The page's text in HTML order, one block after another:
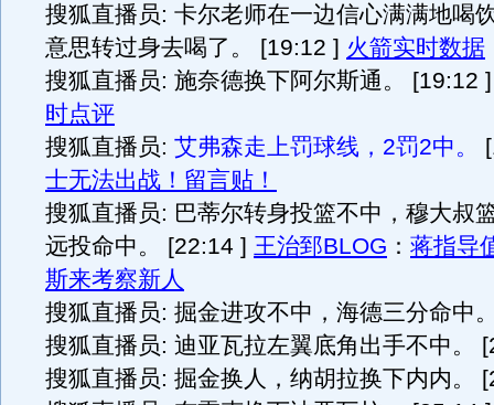
搜狐直播员: 卡尔老师在一边信心满满地喝
意思转过身去喝了。 [19:12 ] 火箭实时数据
搜狐直播员: 施奈德换下阿尔斯通。 [19:12
时点评
搜狐直播员: 艾弗森走上罚球线，2罚2中。
士无法出战！留言贴！
搜狐直播员: 巴蒂尔转身投篮不中，穆大叔
远投命中。 [22:14 ] 王治郅BLOG ： 蒋指导
斯来考察新人
搜狐直播员: 掘金进攻不中，海德三分命中
搜狐直播员: 迪亚瓦拉左翼底角出手不中。
搜狐直播员: 掘金换人，纳胡拉换下内内。